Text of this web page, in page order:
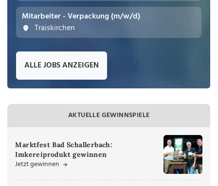
Mitarbeiter - Verpackung (m/w/d)
Traiskirchen
ALLE JOBS ANZEIGEN
AKTUELLE GEWINNSPIELE
Marktfest Bad Schallerbach:
Imkereiprodukt gewinnen
Jetzt gewinnen